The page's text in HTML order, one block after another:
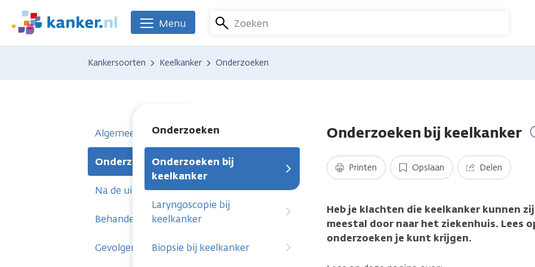
naar
We
zijn
Zoeken
Menu
Kankersoorten Keelkanker Onderzoeken
Algemeen
Onderzoeken
Onderzoeken
Onderzoeken bij
keelkanker
Laryngoscopie bij
keelkanker
Biopsie bij keelkanker
Na de uitslag
Behandelingen
Gevolgen
Onderzoeken bij keelkanker
Printen Opslaan Delen
Heb je klachten die keelkanker kunnen
meestal door naar het ziekenhuis. Lees
onderzoeken je kunt krijgen.